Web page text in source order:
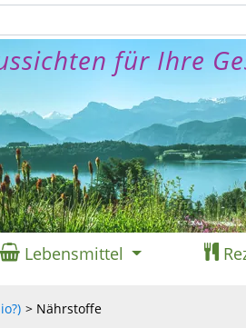
für Ihre
Lebensmittel
Nährstoffe